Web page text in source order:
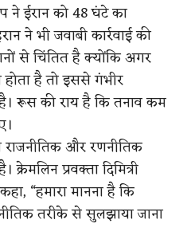
ने ईरान को 48 घंटे का
ने भी जवाबी कार्रवाई की
से चिंतित है क्योंकि अगर
है तो इससे गंभीर
रूस की राय है कि तनाव कम
और रणनीतिक
प्रवक्ता दिमित्री
“हमारा मानना ​​है कि
तरीके से सुलझाया जाना